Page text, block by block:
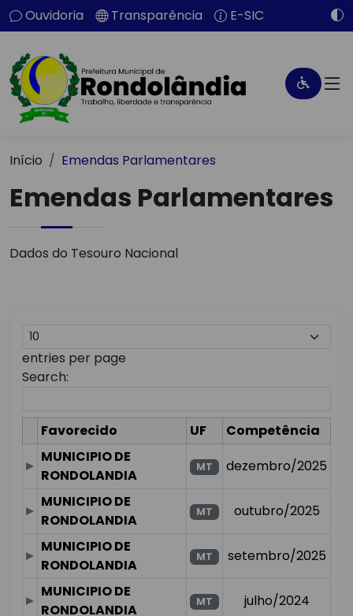
Ouvidoria Transparência E-SIC
Início Emendas Parlamentares
Emendas Parlamentares
Dados do Tesouro Nacional
entries per page
Search:
Favorecido UF
Competência
MUNICIPIO DE
RONDOLANDIA
MT
dezembro/2025
MUNICIPIO DE
RONDOLANDIA
MT
outubro/2025
MUNICIPIO DE
RONDOLANDIA
MT
setembro/2025
MUNICIPIO DE
RONDOLANDIA
MT
julho/2024